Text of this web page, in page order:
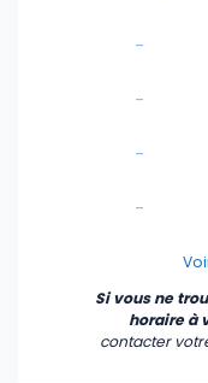
-
-
-
-
Si vous ne
horaire à
contacter